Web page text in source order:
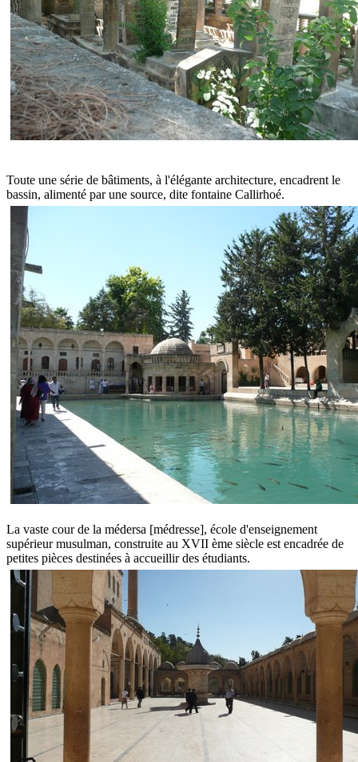
Toute une série de bâtiments, à l'élégante architecture, encadrent le
bassin, alimenté par une source, dite fontaine Callirhoé.
La vaste cour de la médersa [médresse], école d'enseignement
supérieur musulman, construite au XVII ème siècle est encadrée de
petites pièces destinées à accueillir des étudiants.